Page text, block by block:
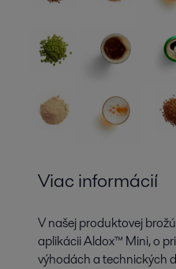
Viac informácií
V našej produktovej
aplikácii Aldox™ Mini, o
výhodách a technických